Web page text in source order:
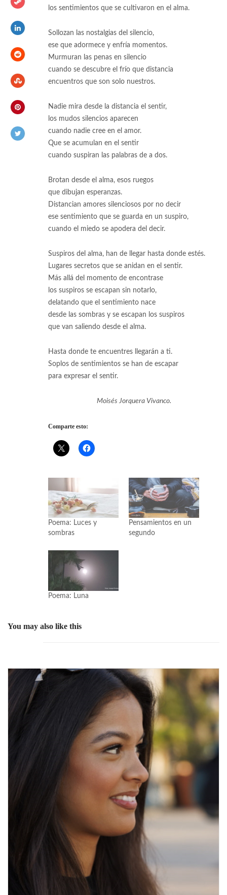
los sentimientos que se cultivaron en el alma.
Sollozan las nostalgias del silencio,
ese que adormece y enfría momentos.
Murmuran las penas en silencio
cuando se descubre el frío que distancia
encuentros que son solo nuestros.
Nadie mira desde la distancia el sentir,
los mudos silencios aparecen
cuando nadie cree en el amor.
Que se acumulan en el sentir
cuando suspiran las palabras de a dos.
Brotan desde el alma, esos ruegos
que dibujan esperanzas.
Distancian amores silenciosos por no decir
ese sentimiento que se guarda en un suspiro,
cuando el miedo se apodera del decir.
Suspiros del alma, han de llegar hasta donde estés.
Lugares secretos que se anidan en el sentir.
Más allá del momento de encontrase
los suspiros se escapan sin notarlo,
delatando que el sentimiento nace
desde las sombras y se escapan los suspiros
que van saliendo desde el alma.
Hasta donde te encuentres llegarán a ti.
Soplos de sentimientos se han de escapar
para expresar el sentir.
Moisés Jorquera Vivanco.
Comparte esto:
Poema: Luces y
sombras
Pensamientos en un
segundo
Poema: Luna
You may also like this